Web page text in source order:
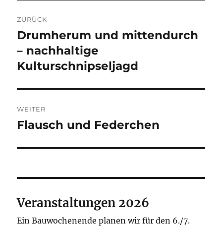
ZURÜCK
Vorheriger
Beitrag:
Drumherum und mittendurch
– nachhaltige
Kulturschnipseljagd
WEITER
Nächster
Flausch und Federchen
Veranstaltungen 2026
Ein Bauwochenende planen wir für den 6./7.